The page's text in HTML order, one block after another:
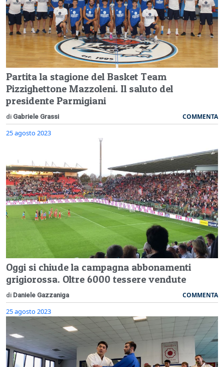
Partita la stagione del Basket Team
Pizzighettone Mazzoleni. Il saluto del
presidente Parmigiani
di Gabriele Grassi COMMENTA
25 agosto 2023
Oggi si chiude la campagna abbonamenti
grigiorossa. Oltre 6000 tessere vendute
di Daniele Gazzaniga COMMENTA
25 agosto 2023